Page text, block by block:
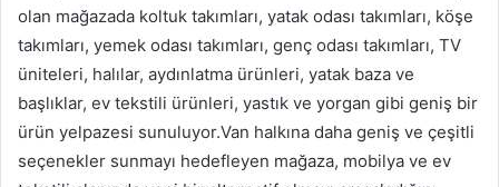
olan mağazada koltuk takımları, yatak odası takımları, köşe
takımları, yemek odası takımları, genç odası takımları, TV
üniteleri, halılar, aydınlatma ürünleri, yatak baza ve
başlıklar, ev tekstili ürünleri, yastık ve yorgan gibi geniş bir
ürün yelpazesi sunuluyor.Van halkına daha geniş ve çeşitli
seçenekler sunmayı hedefleyen mağaza, mobilya ve ev